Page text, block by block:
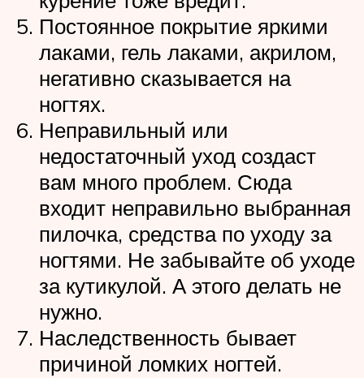
Постоянное покрытие яркими
лаками, гель лаками, акрилом,
негативно сказывается на
ногтях.
Неправильный или
недостаточный уход создаст
вам много проблем. Сюда
входит неправильно выбранная
пилочка, средства по уходу за
ногтями. Не забывайте об уходе
за кутикулой. А этого делать не
нужно.
Наследственность бывает
причиной ломких ногтей.